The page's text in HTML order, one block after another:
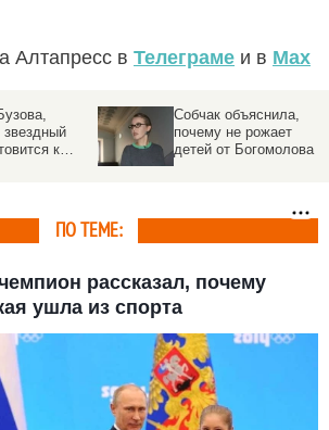
Алтапресс в Телеграме и в Max
звездный
к
Собчак объяснила,
почему не рожает
детей от Богомолова
ПО ТЕМЕ:
рассказал, почему
ушла из спорта